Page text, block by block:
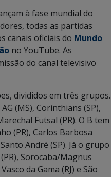
à fase mundial do
todas as partidas
canais oficiais do Mundo
no YouTube. As
do canal televisivo
divididos em três grupos.
(MS), Corinthians (SP),
Futsal (PR). O B tem
(PR), Carlos Barbosa
André (SP). Já o grupo
Sorocaba/Magnus
da Gama (RJ) e São